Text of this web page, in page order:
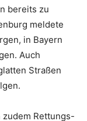
bereits zu
meldete
in Bayern
Auch
Straßen
Rettungs-